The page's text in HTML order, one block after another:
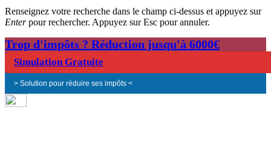
Renseignez votre recherche dans le champ ci-dessus et appuyez sur
Enterpour rechercher. Appuyez sur Esc pour annuler.
Trop d'impôts ? Réduction jusqu'à 6000€
Simulation Gratuite
> Solution pour réduire ses impôts <